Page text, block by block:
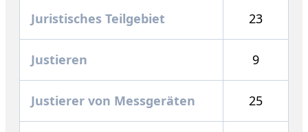
Juristisches Teilgebiet 23
Justieren 9
Justierer von Messgeräten 25